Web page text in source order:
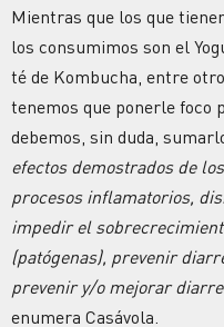
Mientras que los que
los consumimos son el
té de Kombucha, entre
tenemos que ponerle foco
debemos, sin duda,
efectos demostrados de
procesos inflamatorios,
impedir el
(patógenas), prevenir
prevenir y/o mejorar
enumera Casávola.